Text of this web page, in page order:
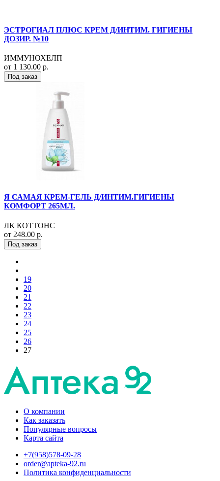
ЭСТРОГИАЛ ПЛЮС КРЕМ Д/ИНТИМ. ГИГИЕНЫ
ДОЗИР. №10
ИММУНОХЕЛП
от 1 130.00 р.
Под заказ
Я САМАЯ КРЕМ-ГЕЛЬ Д/ИНТИМ.ГИГИЕНЫ
КОМФОРТ 265МЛ.
ЛК КОТТОНС
от 248.00 р.
Под заказ
19
20
21
22
23
24
25
26
27
О компании
Как заказать
Популярные вопросы
Карта сайта
+7(958)578-09-28
order@apteka-92.ru
Политика конфиденциальности